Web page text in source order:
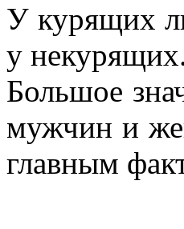
У курящих
у
Большое
мужчин и
главным